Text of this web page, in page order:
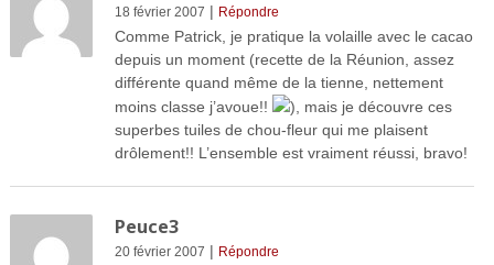
18 février 2007 | Répondre
Comme Patrick, je pratique la volaille avec le cacao
depuis un moment (recette de la Réunion, assez
différente quand même de la tienne, nettement
moins classe j’avoue!!
), mais je découvre ces
superbes tuiles de chou-fleur qui me plaisent
drôlement!! L’ensemble est vraiment réussi, bravo!
Peuce3
20 février 2007 | Répondre